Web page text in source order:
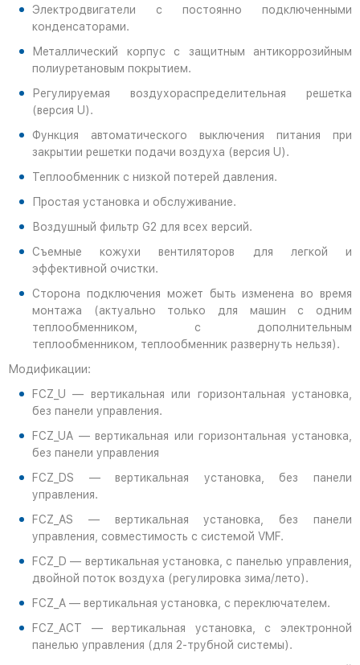
Электродвигатели с постоянно подключенными
конденсаторами.
Металлический корпус с защитным антикоррозийным
полиуретановым покрытием.
Регулируемая воздухораспределительная решетка
(версия U).
Функция автоматического выключения питания при
закрытии решетки подачи воздуха (версия U).
Теплообменник с низкой потерей давления.
Простая установка и обслуживание.
Воздушный фильтр G2 для всех версий.
Съемные кожухи вентиляторов для легкой и
эффективной очистки.
Сторона подключения может быть изменена во время
монтажа (актуально только для машин с одним
теплообменником, с дополнительным
теплообменником, теплообменник развернуть нельзя).
Модификации:
FCZ_U — вертикальная или горизонтальная установка,
без панели управления.
FCZ_UA — вертикальная или горизонтальная установка,
без панели управления
FCZ_DS — вертикальная установка, без панели
управления.
FCZ_AS — вертикальная установка, без панели
управления, совместимость с системой VMF.
FCZ_D — вертикальная установка, с панелью управления,
двойной поток воздуха (регулировка зима/лето).
FCZ_A — вертикальная установка, с переключателем.
FCZ_ACT — вертикальная установка, с электронной
панелью управления (для 2-трубной системы).